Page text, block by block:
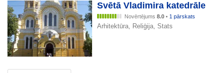
Svētā Vladimira katedrāle
Novērtējums 8.0 • 1 pārskats
Arhitektūra, Reliģija, Stats